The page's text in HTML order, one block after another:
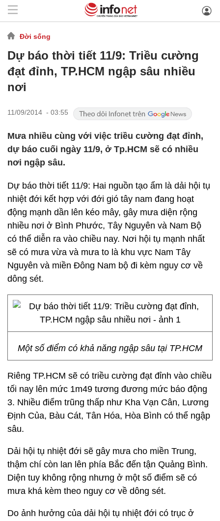
Đời sống
Dự báo thời tiết 11/9: Triều cường
đạt đỉnh, TP.HCM ngập sâu nhiều
nơi
11/09/2014 - 03:55
Mưa nhiều cùng với việc triều cường đạt đỉnh,
dự báo cuối ngày 11/9, ở Tp.HCM sẽ có nhiều
nơi ngập sâu.
Dự báo thời tiết 11/9: Hai nguồn tạo ẩm là dải hội tụ
nhiệt đới kết hợp với đới gió tây nam đang hoạt
động mạnh dần lên kéo mây, gây mưa diện rộng
nhiều nơi ở Bình Phước, Tây Nguyên và Nam Bộ
có thể diễn ra vào chiều nay. Nơi hội tụ mạnh nhất
sẽ có mưa vừa và mưa to là khu vực Nam Tây
Nguyên và miền Đông Nam bộ đi kèm nguy cơ về
dông sét.
Một số điểm có khả năng ngập sâu tại TP.HCM
Riêng TP.HCM sẽ có triều cường đạt đỉnh vào chiều
tối nay lên mức 1m49 tương đương mức báo động
3. Nhiều điểm trũng thấp như Kha Vạn Cân, Lương
Định Của, Bàu Cát, Tân Hóa, Hòa Bình có thể ngập
sâu.
Dải hội tụ nhiệt đới sẽ gây mưa cho miền Trung,
thậm chí còn lan lên phía Bắc đến tận Quảng Bình.
Diện tuy không rộng nhưng ở một số điểm sẽ có
mưa khá kèm theo nguy cơ về dông sét.
Do ảnh hưởng của dải hội tụ nhiệt đới có trục ở